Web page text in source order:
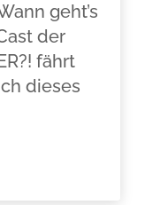
geht’s
der
fährt
dieses